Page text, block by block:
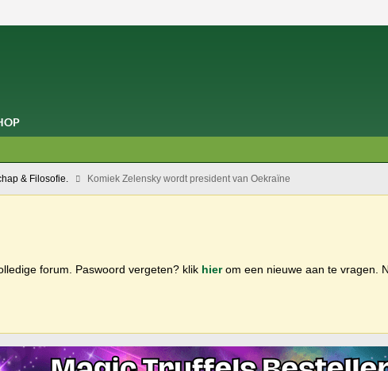
& Filosofie. Komiek Zelensky wordt president van Oekraïne
forum. Paswoord vergeten? klik hierom een nieuwe aan te vragen.